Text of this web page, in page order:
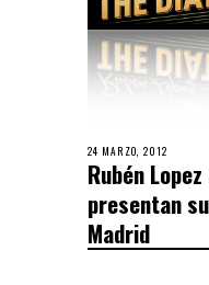
24 MARZO, 2012
Rubén
presentan
Madrid